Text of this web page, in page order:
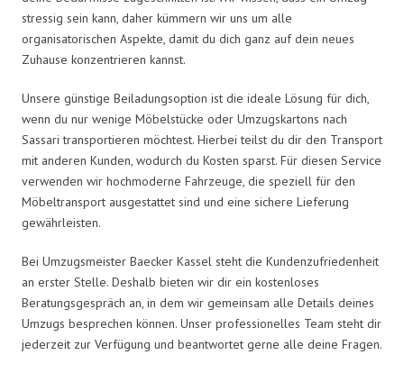
stressig sein kann, daher kümmern wir uns um alle
organisatorischen Aspekte, damit du dich ganz auf dein neues
Zuhause konzentrieren kannst.
Unsere günstige Beiladungsoption ist die ideale Lösung für dich,
wenn du nur wenige Möbelstücke oder Umzugskartons nach
Sassari transportieren möchtest. Hierbei teilst du dir den Transport
mit anderen Kunden, wodurch du Kosten sparst. Für diesen Service
verwenden wir hochmoderne Fahrzeuge, die speziell für den
Möbeltransport ausgestattet sind und eine sichere Lieferung
gewährleisten.
Bei Umzugsmeister Baecker Kassel steht die Kundenzufriedenheit
an erster Stelle. Deshalb bieten wir dir ein kostenloses
Beratungsgespräch an, in dem wir gemeinsam alle Details deines
Umzugs besprechen können. Unser professionelles Team steht dir
jederzeit zur Verfügung und beantwortet gerne alle deine Fragen.